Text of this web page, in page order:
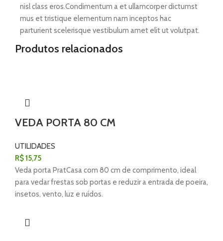
nisl class eros.Condimentum a et ullamcorper dictumst
mus et tristique elementum nam inceptos hac
parturient scelerisque vestibulum amet elit ut volutpat.
Produtos relacionados
VEDA PORTA 80 CM
UTILIDADES
R$15,75
Veda porta PratCasa com 80 cm de comprimento, ideal
para vedar frestas sob portas e reduzir a entrada de poeira,
insetos, vento, luz e ruídos.